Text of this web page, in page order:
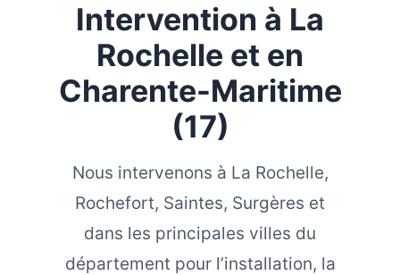
Intervention à La
Rochelle et en
Charente-Maritime
(17)
Nous intervenons à La Rochelle,
Rochefort, Saintes, Surgères et
dans les principales villes du
département pour l’installation, la